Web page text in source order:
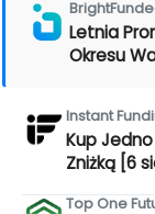
Letnia
Okresu
Instant
Kup
Zniżką [6
Top One